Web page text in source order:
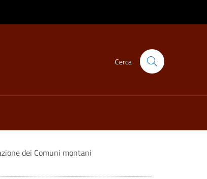
Cerca
dei Comuni montani